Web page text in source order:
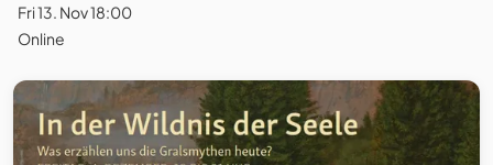
Fri 13. Nov 18:00
Online